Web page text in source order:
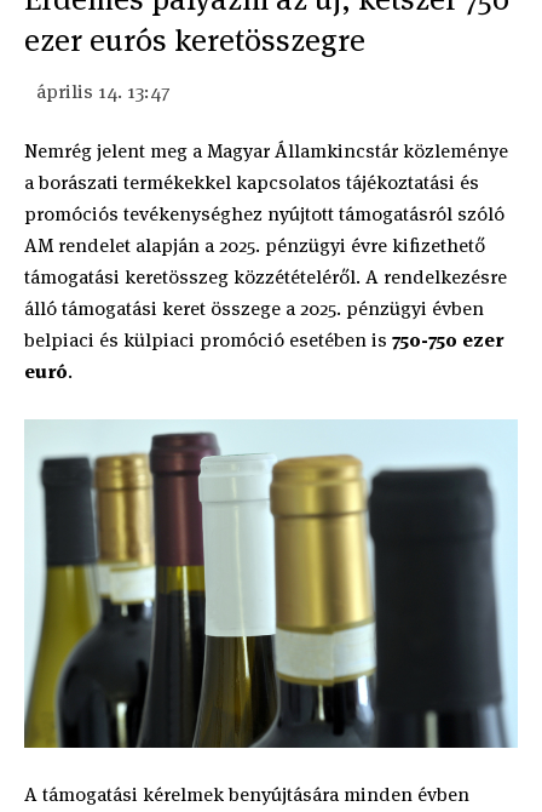
ezer eurós keretösszegre
április 14. 13:47
Nemrég jelent meg a Magyar Államkincstár közleménye
a borászati termékekkel kapcsolatos tájékoztatási és
promóciós tevékenységhez nyújtott támogatásról szóló
AM rendelet alapján a 2025. pénzügyi évre kifizethető
támogatási keretösszeg közzétételéről. A rendelkezésre
álló támogatási keret összege a 2025. pénzügyi évben
belpiaci és külpiaci promóció esetében is 750-750 ezer
euró.
A támogatási kérelmek benyújtására minden évben